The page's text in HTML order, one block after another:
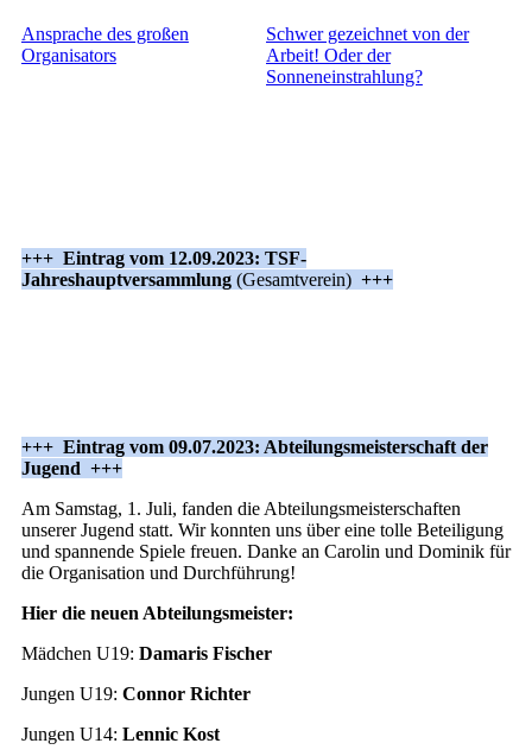
Ansprache des großen
Organisators
Schwer gezeichnet von der
Arbeit! Oder der
Sonneneinstrahlung?
+++ Eintrag vom 12.09.2023: TSF-
Jahreshauptversammlung (Gesamtverein) +++
+++ Eintrag vom 09.07.2023: Abteilungsmeisterschaft der
Jugend +++
Am Samstag, 1. Juli, fanden die Abteilungsmeisterschaften
unserer Jugend statt. Wir konnten uns über eine tolle Beteiligung
und spannende Spiele freuen. Danke an Carolin und Dominik für
die Organisation und Durchführung!
Hier die neuen Abteilungsmeister:
Mädchen U19: Damaris Fischer
Jungen U19: Connor Richter
Jungen U14: Lennic Kost